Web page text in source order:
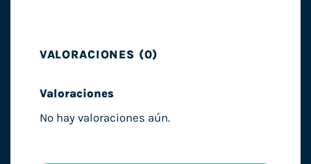
VALORACIONES (0)
Valoraciones
No hay valoraciones aún.